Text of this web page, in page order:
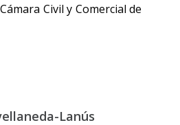
Civil y Comercial de
Lanús